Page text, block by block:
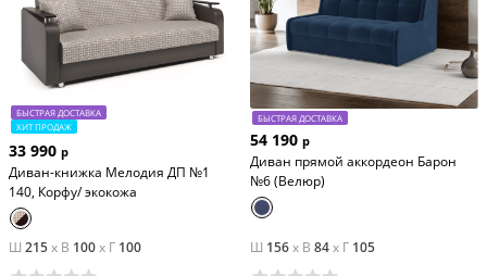
БЫСТРАЯ ДОСТАВКА
ХИТ ПРОДАЖ
33 990 р
Диван-книжка Мелодия ДП №1
140, Корфу/ экокожа
Ш 215x В 100x Г 100
БЫСТРАЯ ДОСТАВКА
54 190 р
Диван прямой аккордеон Барон
№6 (Велюр)
Ш 156x В 84x Г 105